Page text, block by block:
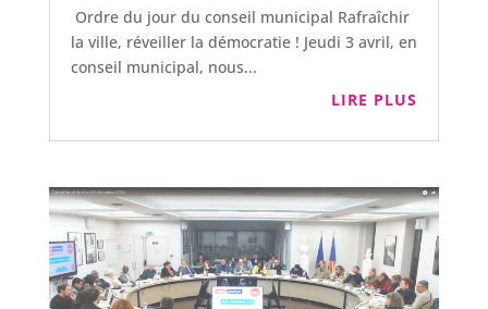
Ordre du jour du conseil municipal Rafraîchir
la ville, réveiller la démocratie ! Jeudi 3 avril, en
conseil municipal, nous...
LIRE PLUS